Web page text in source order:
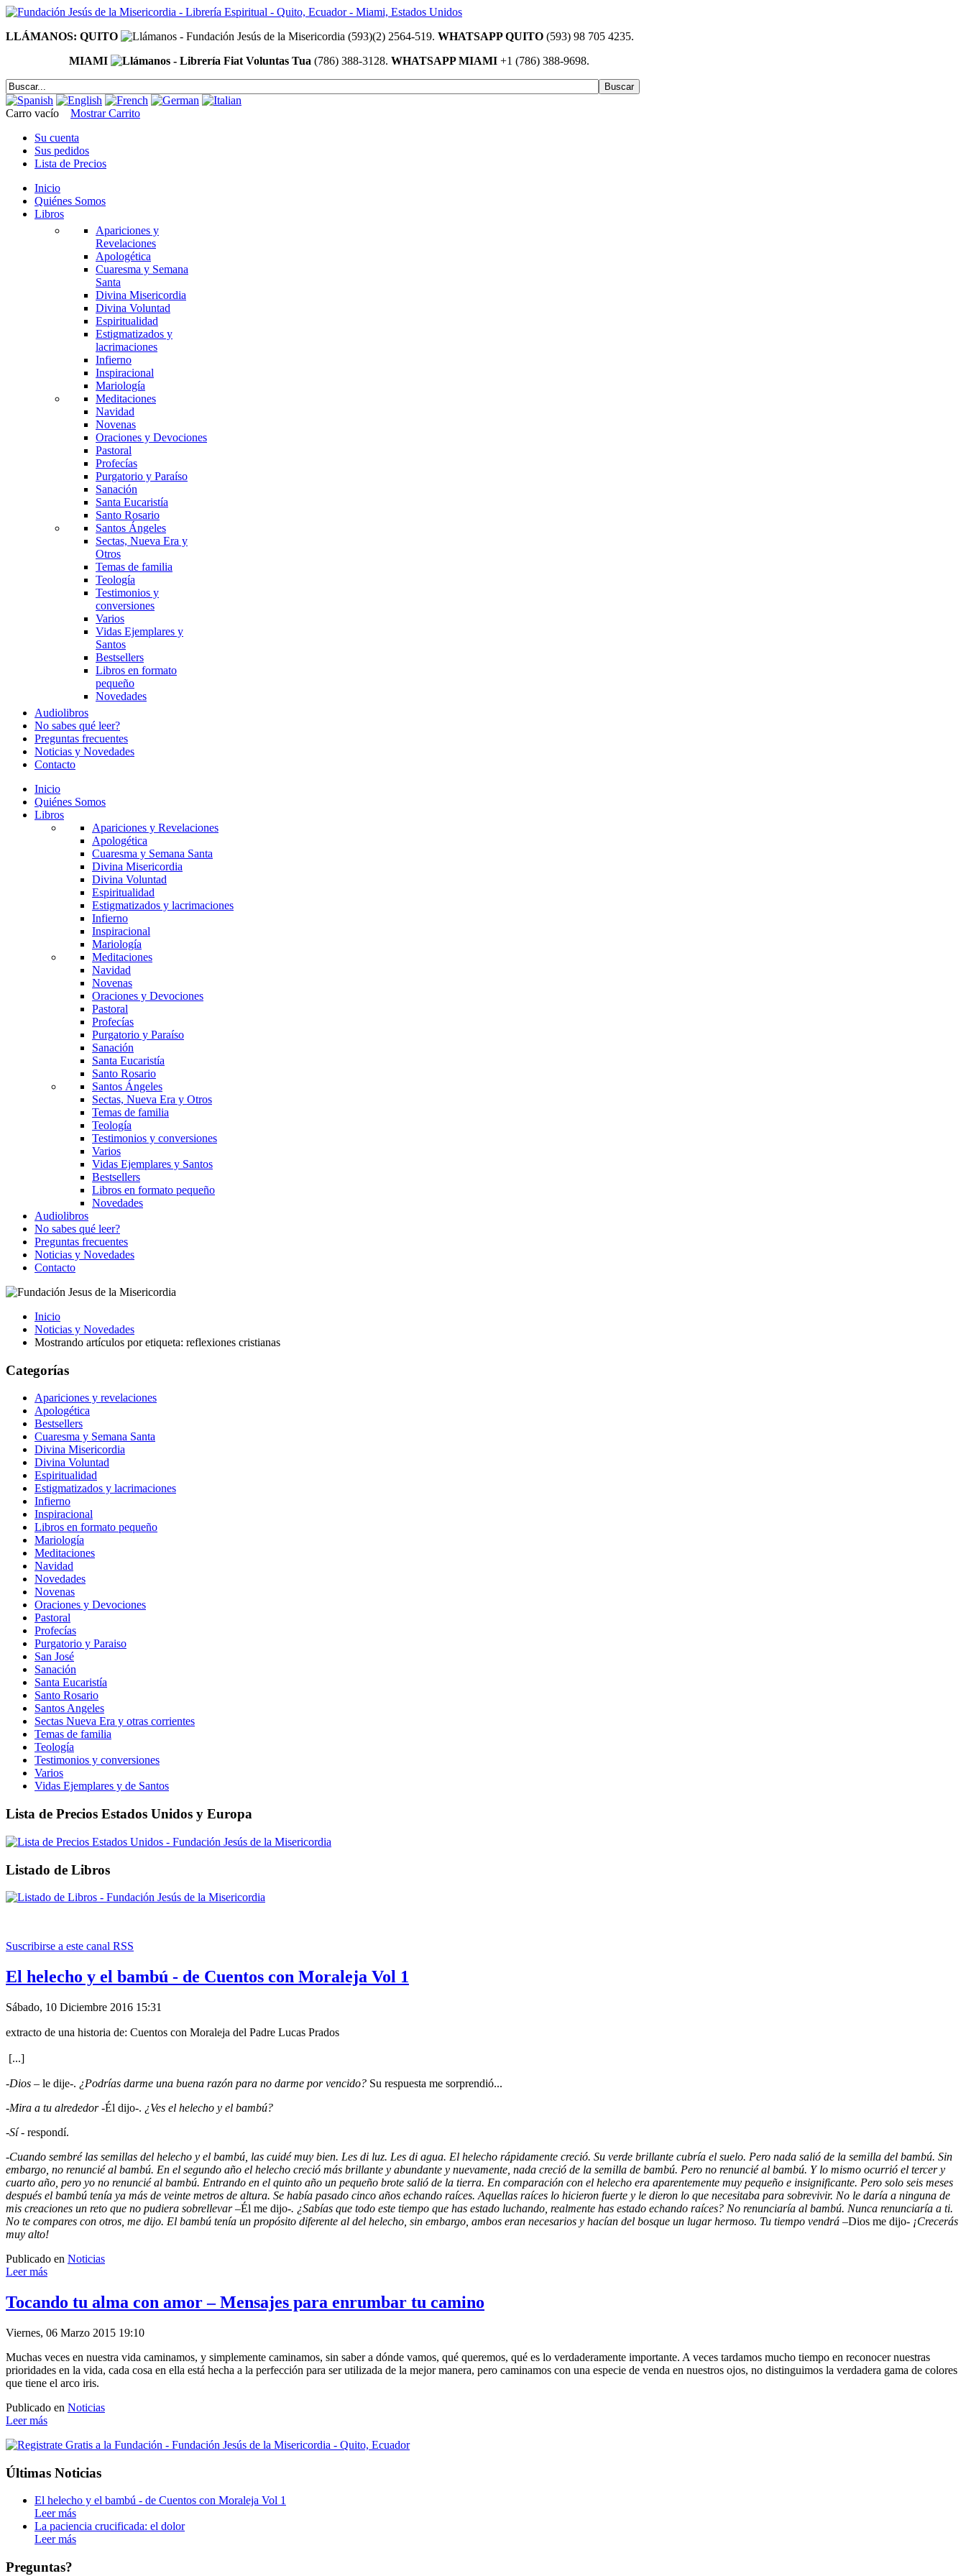
LLÁMANOS: QUITO (593)(2) 2564-519. WHATSAPP QUITO (593) 98 705 4235.
MIAMI
(786) 388-3128. WHATSAPP MIAMI +1 (786) 388-9698.
Carro vacío
Mostrar Carrito
Su cuenta
Sus pedidos
Lista de Precios
Inicio
Quiénes Somos
Libros
Apariciones y
Revelaciones
Apologética
Cuaresma y Semana
Santa
Divina Misericordia
Divina Voluntad
Espiritualidad
Estigmatizados y
lacrimaciones
Infierno
Inspiracional
Mariología
Meditaciones
Navidad
Novenas
Oraciones y Devociones
Pastoral
Profecías
Purgatorio y Paraíso
Sanación
Santa Eucaristía
Santo Rosario
Santos Ángeles
Sectas, Nueva Era y
Otros
Temas de familia
Teología
Testimonios y
conversiones
Varios
Vidas Ejemplares y
Santos
Bestsellers
Libros en formato
pequeño
Novedades
Audiolibros
No sabes qué leer?
Preguntas frecuentes
Noticias y Novedades
Contacto
Inicio
Quiénes Somos
Libros
Apariciones y Revelaciones
Apologética
Cuaresma y Semana Santa
Divina Misericordia
Divina Voluntad
Espiritualidad
Estigmatizados y lacrimaciones
Infierno
Inspiracional
Mariología
Meditaciones
Navidad
Novenas
Oraciones y Devociones
Pastoral
Profecías
Purgatorio y Paraíso
Sanación
Santa Eucaristía
Santo Rosario
Santos Ángeles
Sectas, Nueva Era y Otros
Temas de familia
Teología
Testimonios y conversiones
Varios
Vidas Ejemplares y Santos
Bestsellers
Libros en formato pequeño
Novedades
Audiolibros
No sabes qué leer?
Preguntas frecuentes
Noticias y Novedades
Contacto
Inicio
Noticias y Novedades
Mostrando artículos por etiqueta: reflexiones cristianas
Categorías
Apariciones y revelaciones
Apologética
Bestsellers
Cuaresma y Semana Santa
Divina Misericordia
Divina Voluntad
Espiritualidad
Estigmatizados y lacrimaciones
Infierno
Inspiracional
Libros en formato pequeño
Mariología
Meditaciones
Navidad
Novedades
Novenas
Oraciones y Devociones
Pastoral
Profecías
Purgatorio y Paraiso
San José
Sanación
Santa Eucaristía
Santo Rosario
Santos Angeles
Sectas Nueva Era y otras corrientes
Temas de familia
Teología
Testimonios y conversiones
Varios
Vidas Ejemplares y de Santos
Lista de Precios Estados Unidos y Europa
Listado de Libros
Suscribirse a este canal RSS
El helecho y el bambú - de Cuentos con Moraleja Vol 1
Sábado, 10 Diciembre 2016 15:31
extracto de una historia de: Cuentos con Moraleja del Padre Lucas Prados
[...]
-Dios – le dije-. ¿Podrías darme una buena razón para no darme por vencido? Su respuesta me sorprendió...
-Mira a tu alrededor-Él dijo-. ¿Ves el helecho y el bambú?
-Sí- respondí.
-Cuando sembré las semillas del helecho y el bambú, las cuidé muy bien. Les di luz. Les di agua. El helecho rápidamente creció. Su verde brillante cubría el suelo. Pero nada salió de la semilla del bambú. Sin
embargo, no renuncié al bambú. En el segundo año el helecho creció más brillante y abundante y nuevamente, nada creció de la semilla de bambú. Pero no renuncié al bambú. Y lo mismo ocurrió el tercer y
cuarto año, pero yo no renuncié al bambú. Entrando en el quinto año un pequeño brote salió de la tierra. En comparación con el helecho era aparentemente muy pequeño e insignificante. Pero solo seis meses
después el bambú tenía ya más de veinte metros de altura. Se había pasado cinco años echando raíces. Aquellas raíces lo hicieron fuerte y le dieron lo que necesitaba para sobrevivir. No le daría a ninguna de
mis creaciones un reto que no pudiera sobrellevar –Él me dijo-. ¿Sabías que todo este tiempo que has estado luchando, realmente has estado echando raíces? No renunciaría al bambú. Nunca renunciaría a ti.
No te compares con otros, me dijo. El bambú tenía un propósito diferente al del helecho, sin embargo, ambos eran necesarios y hacían del bosque un lugar hermoso. Tu tiempo vendrá –Dios me dijo- ¡Crecerás
muy alto!
Publicado en Noticias
Leer más
Tocando tu alma con amor – Mensajes para enrumbar tu camino
Viernes, 06 Marzo 2015 19:10
Muchas veces en nuestra vida caminamos, y simplemente caminamos, sin saber a dónde vamos, qué queremos, qué es lo verdaderamente importante. A veces tardamos mucho tiempo en reconocer nuestras
prioridades en la vida, cada cosa en ella está hecha a la perfección para ser utilizada de la mejor manera, pero caminamos con una especie de venda en nuestros ojos, no distinguimos la verdadera gama de colores
que tiene el arco iris.
Publicado en Noticias
Leer más
Últimas Noticias
El helecho y el bambú - de Cuentos con Moraleja Vol 1
Leer más
La paciencia crucificada: el dolor
Leer más
Preguntas?